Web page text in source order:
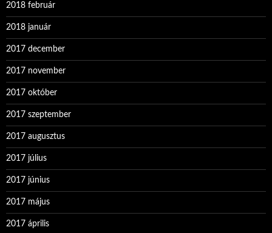
2018 február
2018 január
2017 december
2017 november
2017 október
2017 szeptember
2017 augusztus
2017 július
2017 június
2017 május
2017 április